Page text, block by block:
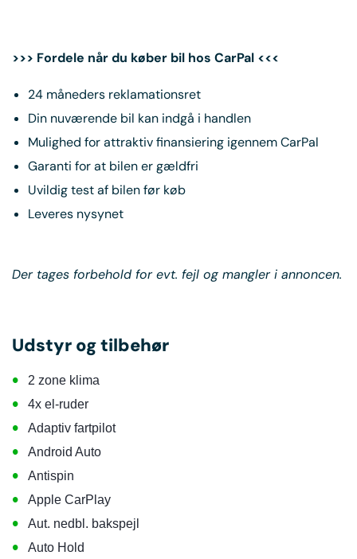
>>> Fordele når du køber bil hos CarPal <<<
24 måneders reklamationsret
Din nuværende bil kan indgå i handlen
Mulighed for attraktiv finansiering igennem CarPal
Garanti for at bilen er gældfri
Uvildig test af bilen før køb
Leveres nysynet
Der tages forbehold for evt. fejl og mangler i annoncen.
Udstyr og tilbehør
• 2 zone klima
• 4x el-ruder
• Adaptiv fartpilot
• Android Auto
• Antispin
• Apple CarPlay
• Aut. nedbl. bakspejl
• Auto Hold